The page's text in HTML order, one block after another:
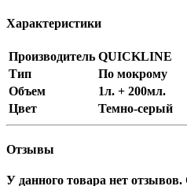
Характеристики
Производитель QUICKLINE
Тип
По мокрому
Объем
1л. + 200мл.
Цвет
Темно-серый
Отзывы
У данного товара нет отзывов.